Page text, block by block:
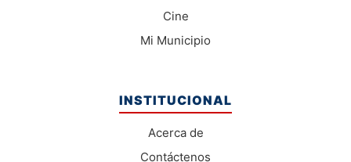
Cine
Mi Municipio
INSTITUCIONAL
Acerca de
Contáctenos